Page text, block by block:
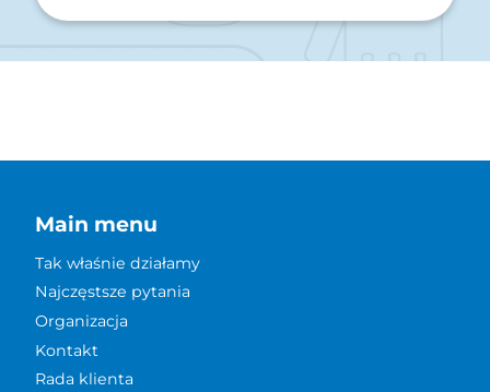
Main menu
Tak właśnie działamy
Najczęstsze pytania
Organizacja
Kontakt
Rada klienta